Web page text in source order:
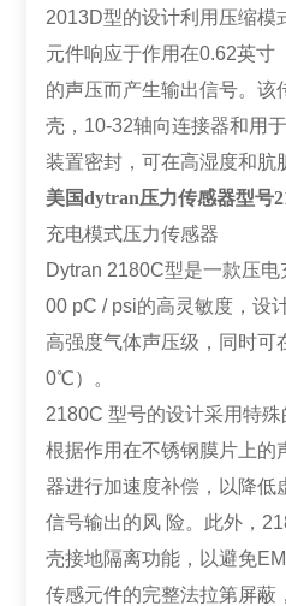
2013D型的设计利用压缩模
元件响应于作用在0.62英寸
的声压而产生输出信号。该
壳，10-32轴向连接器和用
装置密封，可在高湿度和肮
美国dytran压力传感器型号
充电模式压力传感器
Dytran 2180C型是一款压
00 pC / psi的高灵敏度，设
高强度气体声压级，同时可
0℃）。
2180C 型号的设计采用特殊
根据作用在不锈钢膜片上的
器进行加速度补偿，以降低
信号输出的风 险。此外，
壳接地隔离功能，以避免
传感元件的完整法拉第屏蔽